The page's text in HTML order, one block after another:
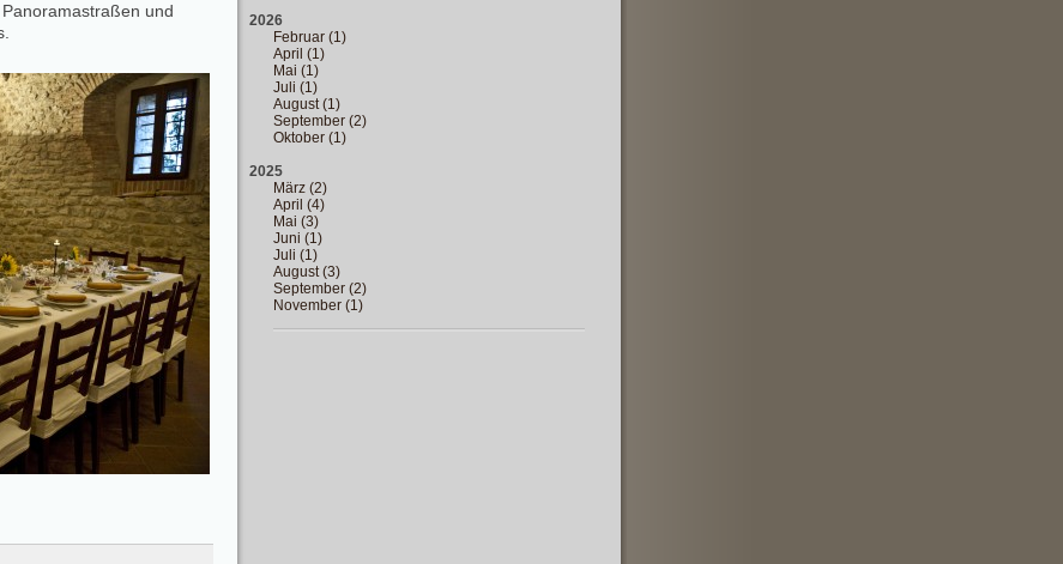
und
2026
Februar (1)
April (1)
Mai (1)
Juli (1)
August (1)
September (2)
Oktober (1)
2025
März (2)
April (4)
Mai (3)
Juni (1)
Juli (1)
August (3)
September (2)
November (1)